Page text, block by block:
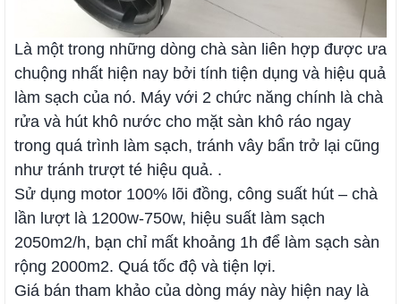
Là một trong những dòng chà sàn liên hợp được ưa
chuộng nhất hiện nay bởi tính tiện dụng và hiệu quả
làm sạch của nó. Máy với 2 chức năng chính là chà
rửa và hút khô nước cho mặt sàn khô ráo ngay
trong quá trình làm sạch, tránh vây bẩn trở lại cũng
như tránh trượt té hiệu quả. .
Sử dụng motor 100% lõi đồng, công suất hút – chà
lần lượt là 1200w-750w, hiệu suất làm sạch
2050m2/h, bạn chỉ mất khoảng 1h để làm sạch sàn
rộng 2000m2. Quá tốc độ và tiện lợi.
Giá bán tham khảo của dòng máy này hiện nay là